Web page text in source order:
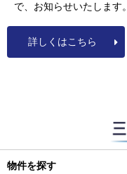
で、お知らせいたします。
詳しくはこちら
物件を探す